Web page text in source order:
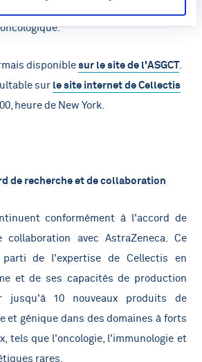
disponiblesur le site de l'ASGCT.
sur le site internet de Cellectis
heure de New York.
de recherche et de collaboration
conformément à l'accord de
avec AstraZeneca. Ce
de l'expertise de Cellectis en
et de ses capacités de production
jusqu'à 10 nouveaux produits de
et génique dans des domaines à forts
tels que l'oncologie, l'immunologie et
rares.